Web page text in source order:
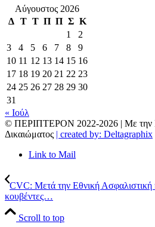
Αύγουστος 2026
Δ Τ Τ Π Π Σ Κ
1
2
3
4 5 6 7 8
9
10 11 12 13 14 15 16
17 18 19 20 21 22 23
24 25 26 27 28 29 30
31
« Ιούλ
© ΠΕΡΙΠΤΕΡΟΝ 2022-2026 | Με την
Δικαιώματος | created by: Deltagraphix
Link to Mail
CVC: Μετά την Εθνική
κουβέντες…
Scroll to top